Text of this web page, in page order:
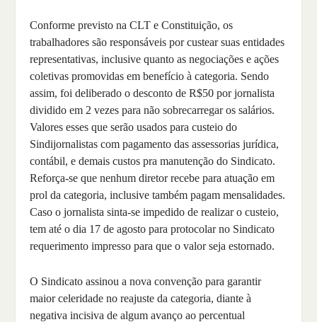
Conforme previsto na CLT e Constituição, os
trabalhadores são responsáveis por custear suas entidades
representativas, inclusive quanto as negociações e ações
coletivas promovidas em benefício à categoria. Sendo
assim, foi deliberado o desconto de R$50 por jornalista
dividido em 2 vezes para não sobrecarregar os salários.
Valores esses que serão usados para custeio do
Sindijornalistas com pagamento das assessorias jurídica,
contábil, e demais custos pra manutenção do Sindicato.
Reforça-se que nenhum diretor recebe para atuação em
prol da categoria, inclusive também pagam mensalidades.
Caso o jornalista sinta-se impedido de realizar o custeio,
tem até o dia 17 de agosto para protocolar no Sindicato
requerimento impresso para que o valor seja estornado.
O Sindicato assinou a nova convenção para garantir
maior celeridade no reajuste da categoria, diante à
negativa incisiva de algum avanço ao percentual